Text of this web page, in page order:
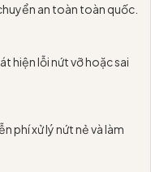
an toàn toàn quốc.
hiện lỗi nứt vỡ hoặc sai
phí xử lý nứt nẻ và làm